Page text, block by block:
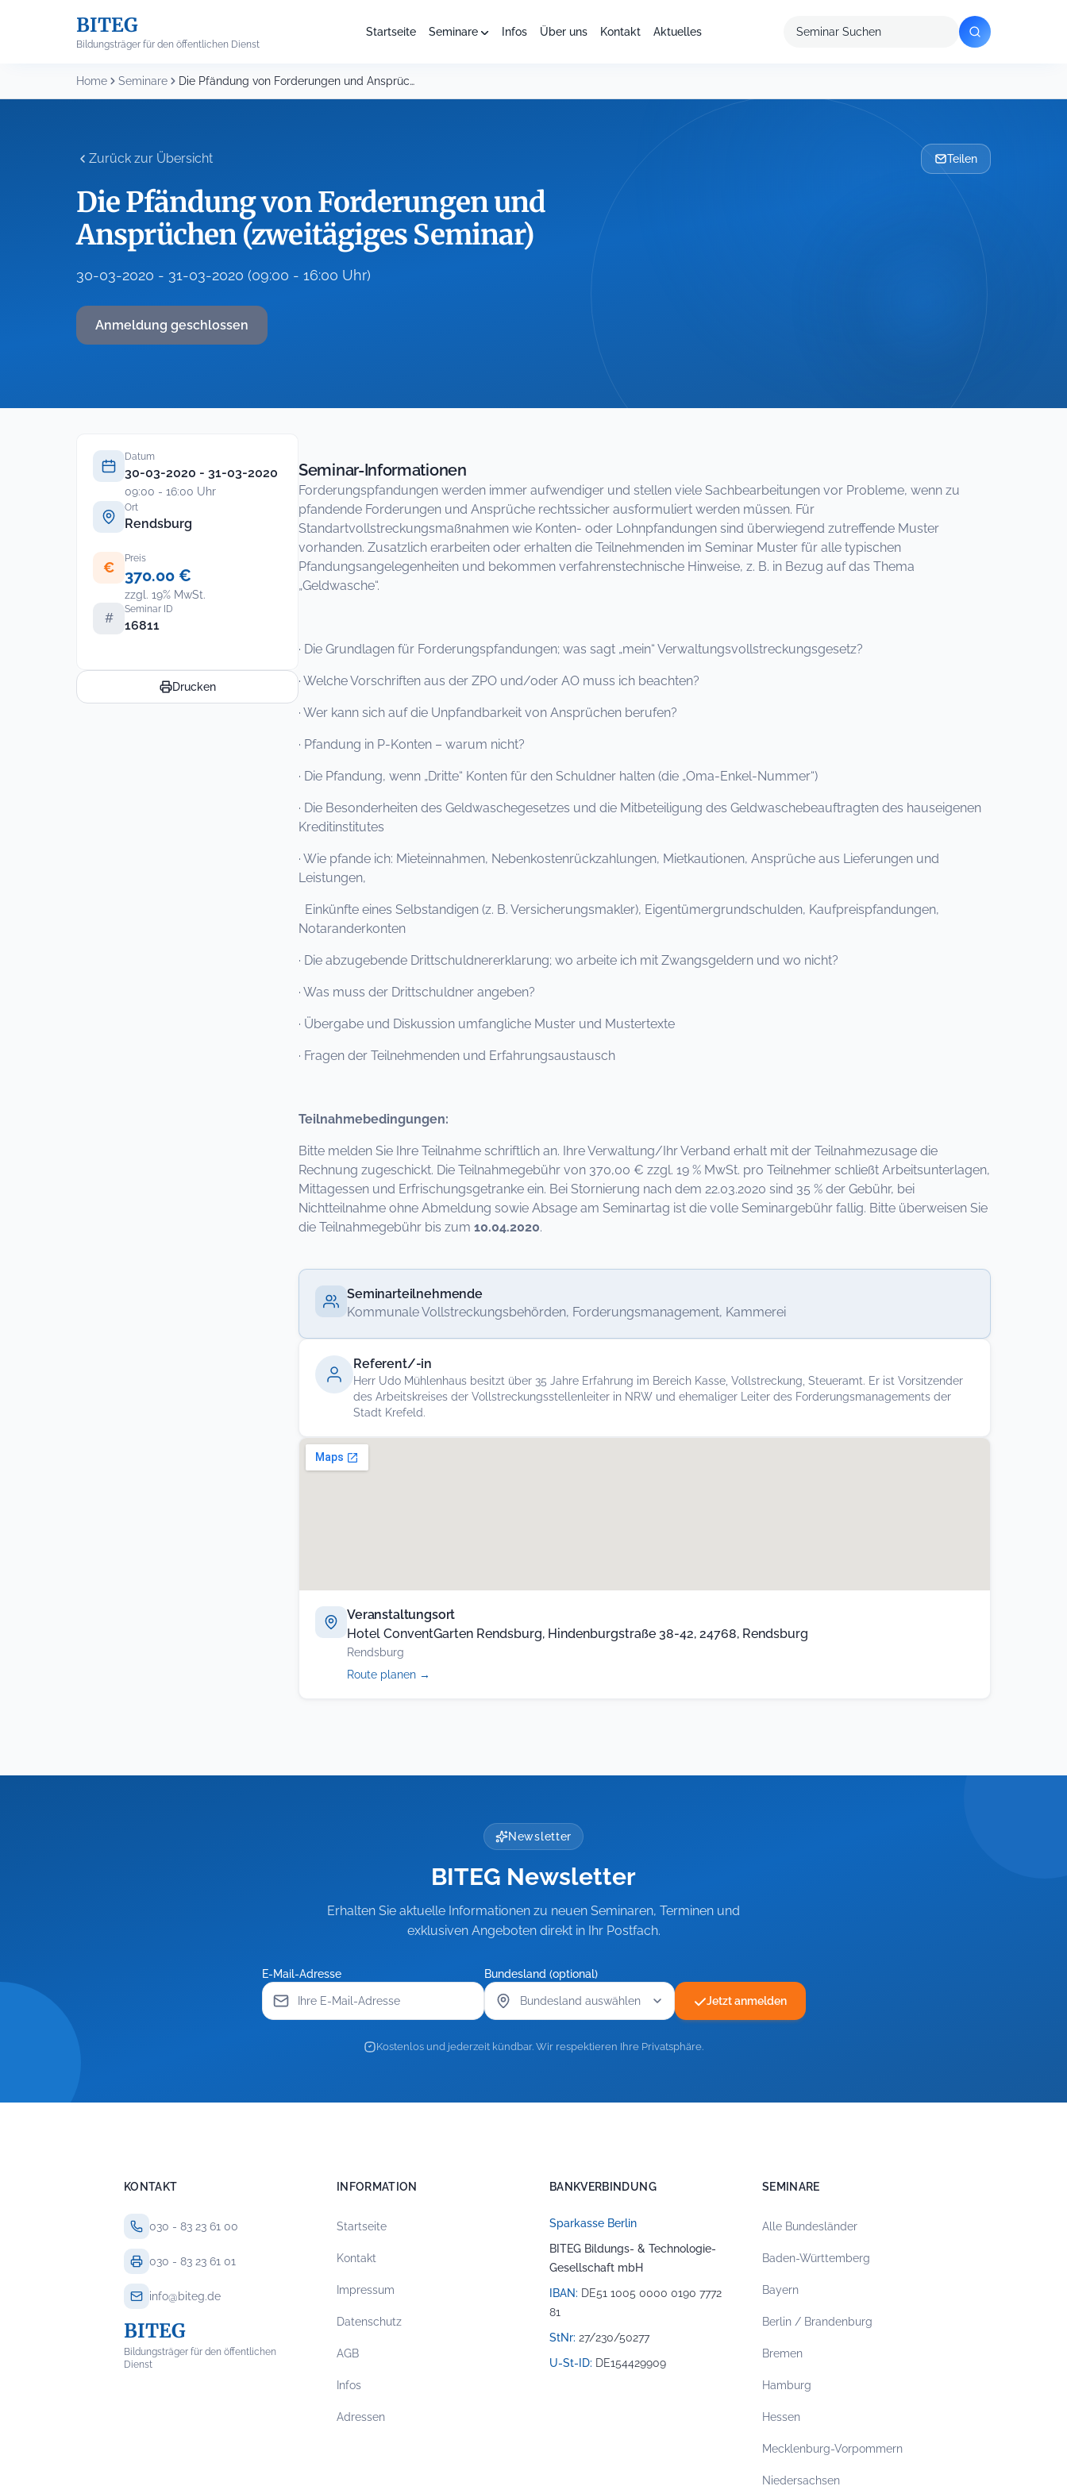
BITEG
Bildungsträger für den öffentlichen Dienst
Startseite Seminare Infos Über uns Kontakt Aktuelles
Seminar
Home Seminare Die Pfändung von Forderungen und Ansprüchen (zweitägiges Seminar)
Zurück zur Übersicht Teilen
Die Pfändung von Forderungen und
Ansprüchen (zweitägiges Seminar)
30-03-2020 - 31-03-2020 (09:00 - 16:00 Uhr)
Anmeldung geschlossen
Datum
30-03-2020 - 31-03-2020
09:00 - 16:00 Uhr
Ort
Rendsburg
€
Preis
370.00 €
zzgl. 19% MwSt.
#
Seminar ID
16811
Drucken
Seminar-Informationen
Forderungspfandungen werden immer aufwendiger und stellen viele Sachbearbeitungen vor Probleme, wenn zu
pfandende Forderungen und Ansprüche rechtssicher ausformuliert werden müssen. Für
Standartvollstreckungsmaßnahmen wie Konten- oder Lohnpfandungen sind überwiegend zutreffende Muster
vorhanden. Zusatzlich erarbeiten oder erhalten die Teilnehmenden im Seminar Muster für alle typischen
Pfandungsangelegenheiten und bekommen verfahrenstechnische Hinweise, z. B. in Bezug auf das Thema
„Geldwasche“.
· Die Grundlagen für Forderungspfandungen; was sagt „mein“ Verwaltungsvollstreckungsgesetz?
· Welche Vorschriften aus der ZPO und/oder AO muss ich beachten?
· Wer kann sich auf die Unpfandbarkeit von Ansprüchen berufen?
· Pfandung in P-Konten – warum nicht?
· Die Pfandung, wenn „Dritte“ Konten für den Schuldner halten (die „Oma-Enkel-Nummer“)
· Die Besonderheiten des Geldwaschegesetzes und die Mitbeteiligung des Geldwaschebeauftragten des hauseigenen
Kreditinstitutes
· Wie pfande ich: Mieteinnahmen, Nebenkostenrückzahlungen, Mietkautionen, Ansprüche aus Lieferungen und
Leistungen,
Einkünfte eines Selbstandigen (z. B. Versicherungsmakler), Eigentümergrundschulden, Kaufpreispfandungen,
Notaranderkonten
· Die abzugebende Drittschuldnererklarung; wo arbeite ich mit Zwangsgeldern und wo nicht?
· Was muss der Drittschuldner angeben?
· Übergabe und Diskussion umfangliche Muster und Mustertexte
· Fragen der Teilnehmenden und Erfahrungsaustausch
Teilnahmebedingungen:
Bitte melden Sie Ihre Teilnahme schriftlich an. Ihre Verwaltung/Ihr Verband erhalt mit der Teilnahmezusage die
Rechnung zugeschickt. Die Teilnahmegebühr von 370,00 € zzgl. 19 % MwSt. pro Teilnehmer schließt Arbeitsunterlagen,
Mittagessen und Erfrischungsgetranke ein. Bei Stornierung nach dem 22.03.2020 sind 35 % der Gebühr, bei
Nichtteilnahme ohne Abmeldung sowie Absage am Seminartag ist die volle Seminargebühr fallig. Bitte überweisen Sie
die Teilnahmegebühr bis zum 10.04.2020.
Seminarteilnehmende
Kommunale Vollstreckungsbehörden, Forderungsmanagement, Kammerei
Referent/-in
Herr Udo Mühlenhaus besitzt über 35 Jahre Erfahrung im Bereich Kasse, Vollstreckung, Steueramt. Er ist Vorsitzender
des Arbeitskreises der Vollstreckungsstellenleiter in NRW und ehemaliger Leiter des Forderungsmanagements der
Stadt Krefeld.
Veranstaltungsort
Hotel ConventGarten Rendsburg, Hindenburgstraße 38-42, 24768, Rendsburg
Rendsburg
Route planen →
Newsletter
BITEG Newsletter
Erhalten Sie aktuelle Informationen zu neuen Seminaren, Terminen und
exklusiven Angeboten direkt in Ihr Postfach.
E-Mail-Adresse Bundesland (optional)
Jetzt anmelden
Kostenlos und jederzeit kündbar. Wir respektieren Ihre Privatsphäre.
KONTAKT
030 - 83 23 61 00
030 - 83 23 61 01
info@biteg.de
BITEG
Bildungsträger für den öffentlichen
Dienst
INFORMATION
Startseite
Kontakt
Impressum
Datenschutz
AGB
Infos
Adressen
BANKVERBINDUNG
Sparkasse Berlin
BITEG Bildungs- & Technologie-
Gesellschaft mbH
IBAN: DE51 1005 0000 0190 7772
81
StNr: 27/230/50277
U-St-ID: DE154429909
SEMINARE
Alle Bundesländer
Baden-Württemberg
Bayern
Berlin / Brandenburg
Bremen
Hamburg
Hessen
Mecklenburg-Vorpommern
Niedersachsen